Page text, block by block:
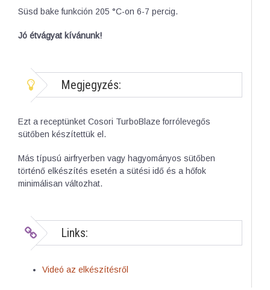
Süsd bake funkción 205 °C-on 6-7 percig.
Jó étvágyat kívánunk!
Megjegyzés:
Ezt a receptünket Cosori TurboBlaze forrólevegős
sütőben készítettük el.
Más típusú airfryerben vagy hagyományos sütőben
történő elkészítés esetén a sütési idő és a hőfok
minimálisan változhat.
Links:
Videó az elkészítésről